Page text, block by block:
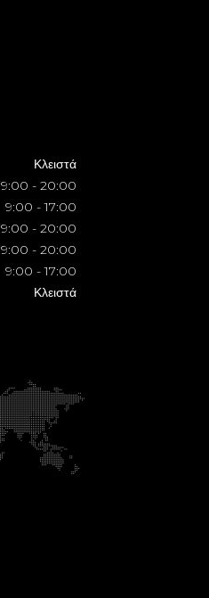
Κλειστά
9:00 - 20:00
9:00 - 17:00
9:00 - 20:00
9:00 - 20:00
9:00 - 17:00
Κλειστά